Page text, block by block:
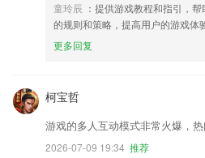
童玲辰 ：提供游戏教程和指引，
的规则和策略，提高用户的游戏体
更多回复
柯宝哲
游戏的多人互动模式非常火爆，热
2026-07-09 19:34 推荐